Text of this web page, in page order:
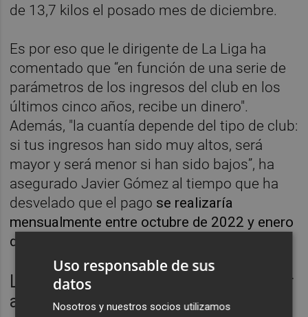
de 13,7 kilos el posado mes de diciembre.
Es por eso que le dirigente de La Liga ha
comentado que “en función de una serie de
parámetros de los ingresos del club en los
últimos cinco años, recibe un dinero".
Además, "la cuantía depende del tipo de club:
si tus ingresos han sido muy altos, será
mayor y será menor si han sido bajos”, ha
asegurado Javier Gómez al tiempo que ha
desvelado que el pago se realizaría
mensualmente entre octubre de 2022 y enero
de 2023.
Los recién descendidos suelen volver
a la categoría
Uso responsable de sus
datos
Nosotros y nuestros socios utilizamos